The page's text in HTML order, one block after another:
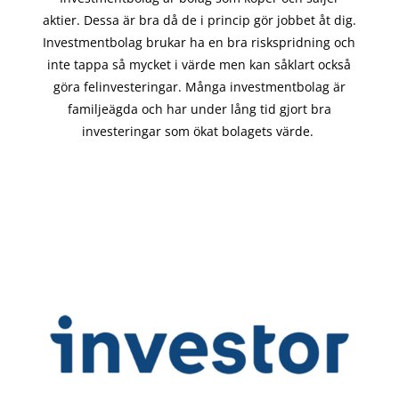
aktier. Dessa är bra då de i princip görjobbet åt dig.
Investmentbolag brukar ha en bra riskspridning och
inte tappa så mycket i värde men kan såklart också
göra felinvesteringar. Många investmentbolag är
familjeägda och har under lång tid gjort bra
investeringar som ökat bolagets värde.